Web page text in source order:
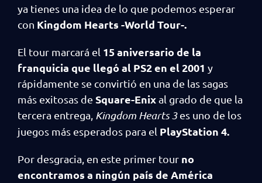
ya tienes una idea de lo que podemos esperar
con Kingdom Hearts -World Tour-.
El tour marcará el 15 aniversario de la
franquicia que llegó al PS2 en el 2001 y
rápidamente se convirtió en una de las sagas
más exitosas de Square-Enixal grado de que la
tercera entrega, Kingdom Hearts 3es uno de los
juegos más esperados para el PlayStation 4.
Por desgracia, en este primer tour no
encontramos a ningún país de América